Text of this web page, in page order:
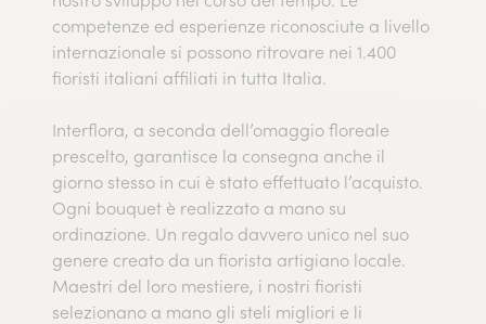
competenze ed esperienze riconosciute a livello
internazionale si possono ritrovare nei 1.400
fioristi italiani affiliati in tutta Italia.
Interflora, a seconda dell’omaggio floreale
prescelto, garantisce la consegna anche il
giorno stesso in cui è stato effettuato l’acquisto.
Ogni bouquet è realizzato a mano su
ordinazione. Un regalo davvero unico nel suo
genere creato da un fiorista artigiano locale.
Maestri del loro mestiere, i nostri fioristi
selezionano a mano gli steli migliori e li